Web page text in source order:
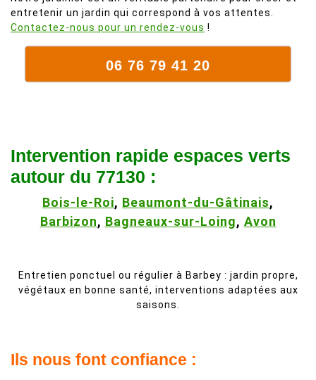
entretenir un jardin qui correspond à vos attentes.
Contactez-nous pour un rendez-vous !
06 76 79 41 20
Intervention rapide espaces verts
autour du 77130 :
Bois-le-Roi, Beaumont-du-Gâtinais,
Barbizon, Bagneaux-sur-Loing, Avon
Entretien ponctuel ou régulier à Barbey : jardin propre,
végétaux en bonne santé, interventions adaptées aux
saisons.
Ils nous font confiance :